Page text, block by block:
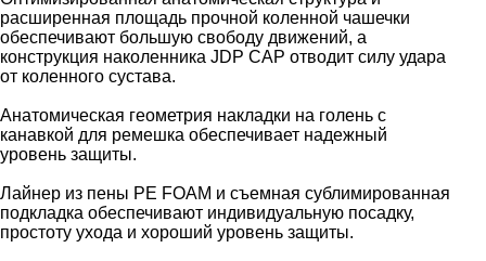
расширенная площадь прочной коленной чашечки
обеспечивают большую свободу движений, а
конструкция наколенника JDP CAP отводит силу удара
от коленного сустава.
Анатомическая геометрия накладки на голень с
канавкой для ремешка обеспечивает надежный
уровень защиты.
Лайнер из пены PE FOAM и съемная сублимированная
подкладка обеспечивают индивидуальную посадку,
простоту ухода и хороший уровень защиты.